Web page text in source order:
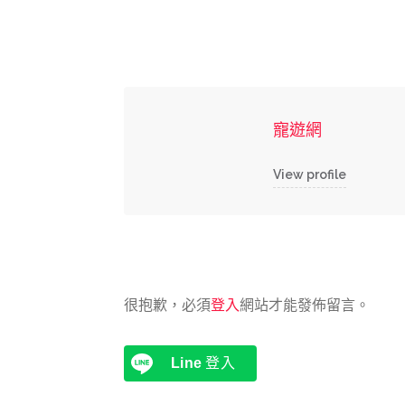
寵遊網
View profile
很抱歉，必須登入網站才能發佈留言。
Line 登入